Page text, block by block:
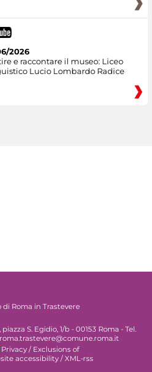
2026
e raccontare il museo: Liceo
Lucio Lombardo Radice
di Roma in Trastevere
S. Egidio, 1/b - 00153 Roma - Tel.
Privacy / Exclusions of
accessibility / XML-rss